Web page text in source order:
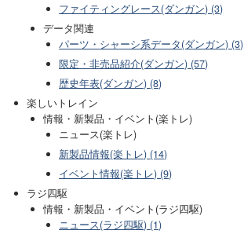
ファイティングレース(ダンガン) (3)
データ関連
パーツ・シャーシ系データ(ダンガン) (3)
限定・非売品紹介(ダンガン) (57)
歴史年表(ダンガン) (8)
楽しいトレイン
情報・新製品・イベント(楽トレ)
ニュース(楽トレ)
新製品情報(楽トレ) (14)
イベント情報(楽トレ) (9)
ラジ四駆
情報・新製品・イベント(ラジ四駆)
ニュース(ラジ四駆) (1)